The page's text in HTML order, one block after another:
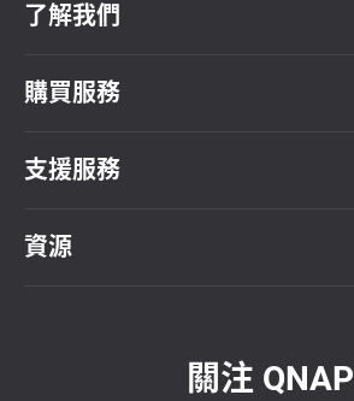
了解我們
購買服務
支援服務
資源
關注 QNAP